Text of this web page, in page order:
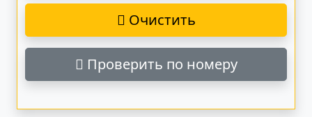
Очистить
Проверить по номеру